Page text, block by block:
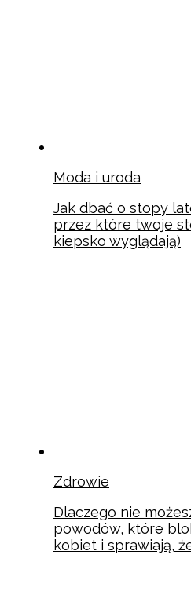
Moda i uroda
Jak dbać o stopy
przez które twoje
kiepsko wyglądają)
Zdrowie
Dlaczego nie
powodów, które
kobiet i sprawiają,